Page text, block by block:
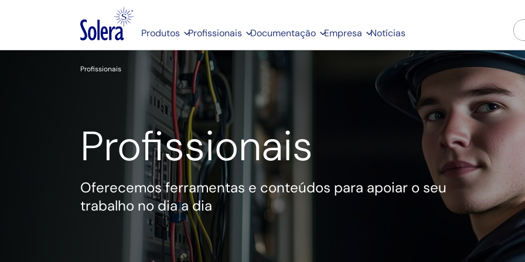
Produtos Profissionais Documentação Empresa Notícias
Profissionais
Profissionais
Oferecemos ferramentas e conteúdos para apoiar o seu
trabalho no dia a dia